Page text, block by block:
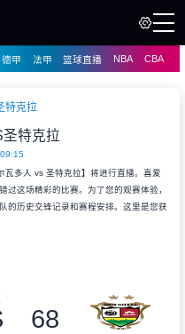
德甲 法甲 篮球直播 NBA CBA
特克拉
特克拉
多人 vs 圣特克拉】将进行直播。喜爱
过这场精彩的比赛。为了您的观赛体验，
的历史交锋记录和赛程安排。这里是您获
68